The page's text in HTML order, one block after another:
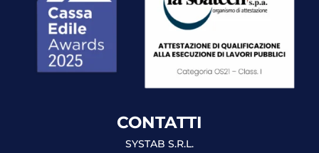
CONTATTI
SYSTAB S.R.L.